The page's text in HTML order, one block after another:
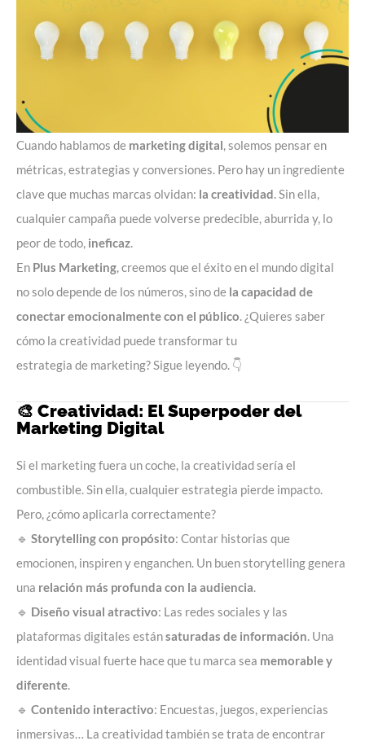
Cuando hablamos de marketing digital , solemos pensar en
métricas, estrategias y conversiones. Pero hay un ingrediente
clave que muchas marcas olvidan: la creatividad . Sin ella,
cualquier campaña puede volverse predecible, aburrida y, lo
peor de todo, ineficaz
En Plus Marketing , creemos que el éxito en el mundo digital
no solo depende de los números, sino de la capacidad de
conectar emocionalmente con el público . ¿Quieres saber
cómo la creatividad puede transformar tu
estrategia de marketing? Sigue leyendo. 👇
🎨 Creatividad: El Superpoder del
Marketing Digital
Si el marketing fuera un coche, la creatividad sería el
combustible. Sin ella, cualquier estrategia pierde impacto.
Pero, ¿cómo aplicarla correctamente?
🔹 Storytelling con propósito: Contar historias que
emocionen, inspiren y enganchen. Un buen storytelling genera
una relación más profunda con la audiencia
🔹 Diseño visual atractivo: Las redes sociales y las
plataformas digitales estánsaturadas de información . Una
identidad visual fuerte hace que tu marca sea memorable y
diferente
🔹 Contenido interactivo: Encuestas, juegos, experiencias
inmersivas… La creatividad también se trata de encontrar